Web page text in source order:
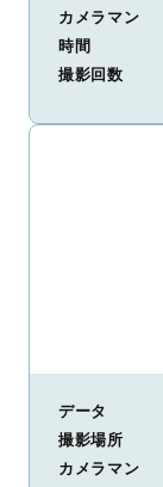
カメラマン
時間
撮影回数
データ
撮影場所
カメラマン